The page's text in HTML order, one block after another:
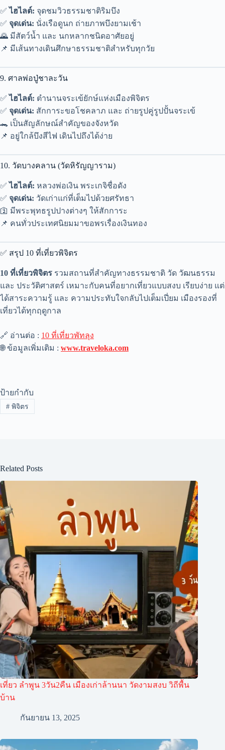
✅ไฮไลต์: จุดชมวิวธรรมชาติริมบึง
✅ จุดเด่น: นั่งเรือดูนก ถ่ายภาพบึงยามเช้า
🌄 มีสัตว์น้ำ และ นกหลากชนิดอาศัยอยู่
📌 มีเส้นทางเดินศึกษาธรรมชาติสำหรับทุกวัย
9. ศาลพ่อปู่ชาละวัน
✅ไฮไลต์: ตำนานจระเข้ยักษ์แห่งเมืองพิจิตร
✅ จุดเด่น: สักการะขอโชคลาภ และ ถ่ายรูปคู่รูปปั้นจระเข้
🐊 เป็นสัญลักษณ์สำคัญของจังหวัด
📌 อยู่ใกล้บึงสีไฟ เดินไปถึงได้ง่าย
10. วัดบางคลาน (วัดหิรัญญาราม)
✅ไฮไลต์: หลวงพ่อเงิน พระเกจิชื่อดัง
✅ จุดเด่น: วัดเก่าแก่ที่เต็มไปด้วยศรัทธา
🛐 มีพระพุทธรูปปางต่างๆ ให้สักการะ
📌 คนทั่วประเทศนิยมมาขอพรเรื่องเงินทอง
✅ สรุป 10 ที่เที่ยวพิจิตร
10 ที่เที่ยวพิจิตร รวมสถานที่สำคัญทางธรรมชาติ วัด วัฒนธรรม
และ ประวัติศาสตร์ เหมาะกับคนที่อยากเที่ยวแบบสงบ เรียบง่าย แต่
ได้สาระความรู้ และ ความประทับใจกลับไปเต็มเปี่ยม เมืองรองที่
เที่ยวได้ทุกฤดูกาล
🔗 อ่านต่อ : 10 ที่เที่ยวพัทลุง
🌐 ข้อมูลเพิ่มเติม : www.traveloka.com
ป้ายกำกับ
#พิจิตร
Related Posts
เที่ยว ลำพูน 3วัน2คืน เมืองเก่าล้านนา วัดงามสงบ วิถีพื้น
บ้าน
กันยายน 13, 2025